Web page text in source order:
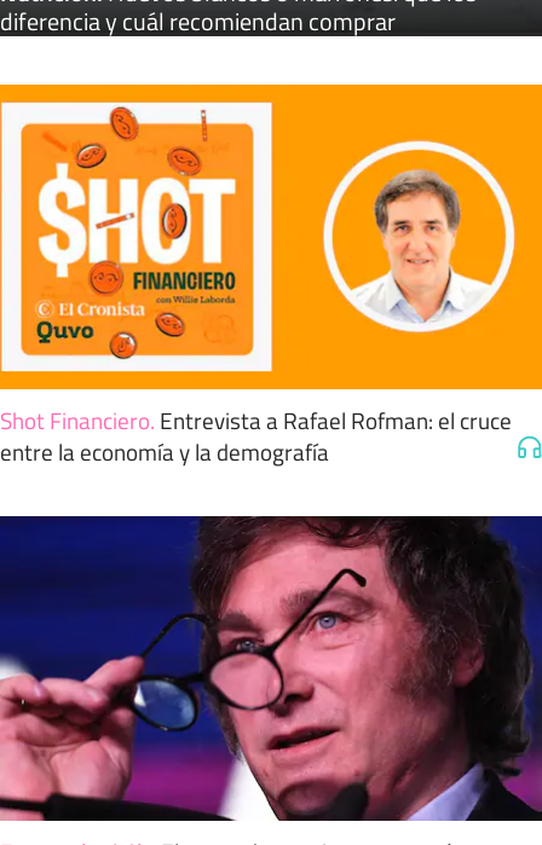
diferencia y cuál recomiendan comprar
Shot Financiero. Entrevista a Rafael Rofman: el cruce
entre la economía y la demografía